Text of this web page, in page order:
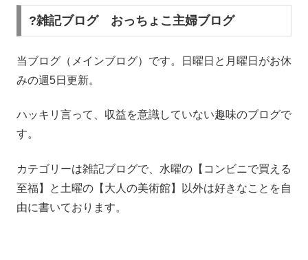
?雑記ブログ おっちょこ主婦ブログ
当ブログ（メインブログ）です。日曜日と月曜日がお休
みの週5日更新。
ハッキリ言って、収益を意識していない趣味のブログで
す。
カテゴリーは雑記ブログで、水曜の【コンビニで買える
至福】と土曜の【大人の美術館】以外は好きなことを自
由に書いております。